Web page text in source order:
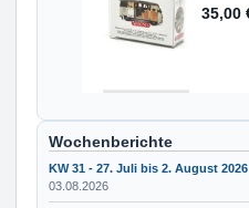
Wochenberichte
KW 31 - 27. Juli bis 2. August 2026
03.08.2026